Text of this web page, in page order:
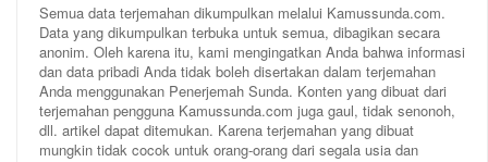
Semua data terjemahan dikumpulkan melalui Kamussunda.com.
Data yang dikumpulkan terbuka untuk semua, dibagikan secara
anonim. Oleh karena itu, kami mengingatkan Anda bahwa informasi
dan data pribadi Anda tidak boleh disertakan dalam terjemahan
Anda menggunakan Penerjemah Sunda. Konten yang dibuat dari
terjemahan pengguna Kamussunda.com juga gaul, tidak senonoh,
dll. artikel dapat ditemukan. Karena terjemahan yang dibuat
mungkin tidak cocok untuk orang-orang dari segala usia dan